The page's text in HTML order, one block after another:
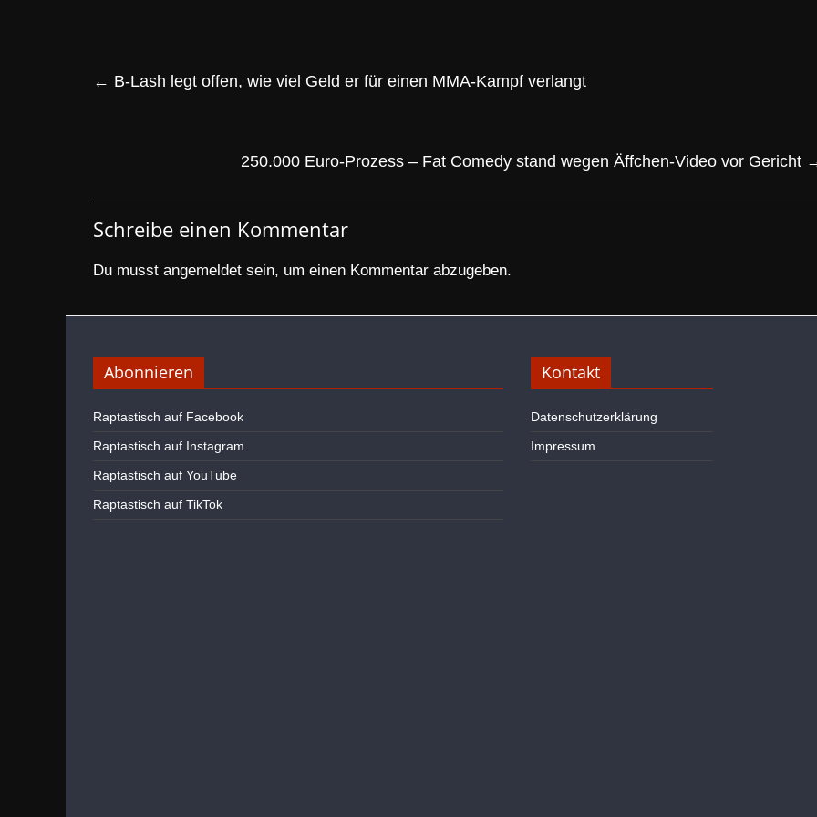
← B-Lash legt offen, wie viel Geld er für einen MMA-Kampf verlangt
250.000 Euro-Prozess – Fat Comedy stand wegen Äffchen-Video vor Gericht
Schreibe einen Kommentar
Du musst angemeldet sein, um einen Kommentar abzugeben.
Abonnieren
Raptastisch auf Facebook
Raptastisch auf Instagram
Raptastisch auf YouTube
Raptastisch auf TikTok
Kontakt
Datenschutzerklärung
Impressum